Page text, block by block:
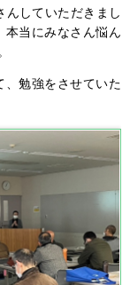
んしていただきまし
本当にみなさん悩ん
、勉強をさせていた